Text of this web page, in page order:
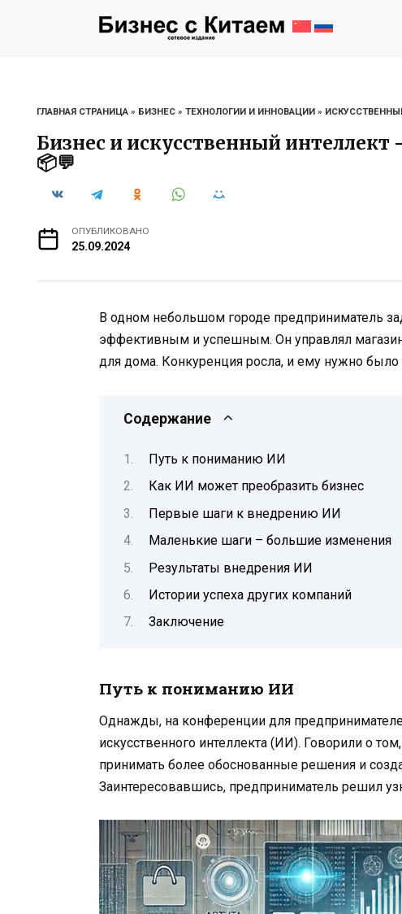
ГЛАВНАЯ СТРАНИЦА » БИЗНЕС » ТЕХНОЛОГИИ И ИННОВАЦИИ »
Бизнес и искусственный интеллект
📦💬
ОПУБЛИКОВАНО
25.09.2024
В одном небольшом городе предприниматель
эффективным и успешным. Он управлял
для дома. Конкуренция росла, и ему нужно было
Содержание
Путь к пониманию ИИ
Как ИИ может преобразить бизнес
Первые шаги к внедрению ИИ
Маленькие шаги – большие изменения
Результаты внедрения ИИ
Истории успеха других компаний
Заключение
Путь к пониманию ИИ
Однажды, на конференции для
искусственного интеллекта (ИИ). Говорили о
принимать более обоснованные решения и
Заинтересовавшись, предприниматель решил